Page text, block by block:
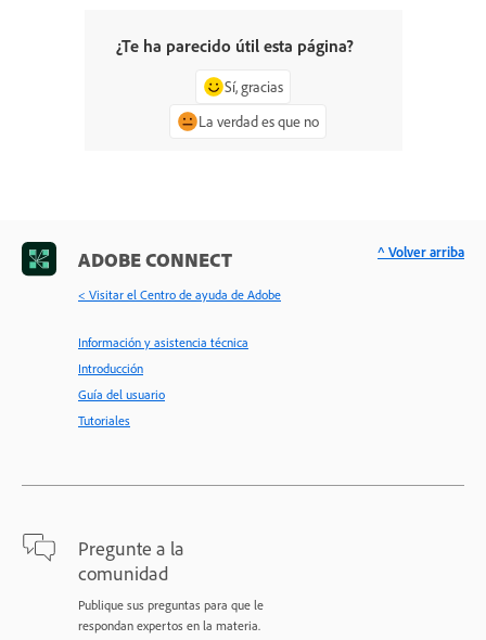
¿Te ha parecido útil esta página?
Sí, gracias
La verdad es que no
ADOBE CONNECT
< Visitar el Centro de ayuda de Adobe
Información y asistencia técnica
Introducción
Guía del usuario
Tutoriales
Pregunte a la
comunidad
Publique sus preguntas para que le
respondan expertos en la materia.
^ Volver arriba